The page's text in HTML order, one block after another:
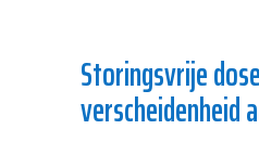
Storingsvrije
verscheidenheid